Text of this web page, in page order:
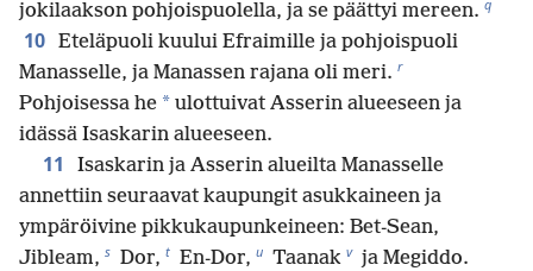
jokilaakson pohjoispuolella, ja se päättyi mereen. q
10 Eteläpuoli kuului Efraimille ja pohjoispuoli
Manasselle, ja Manassen rajana oli meri. r
Pohjoisessa he * ulottuivat Asserin alueeseen ja
idässä Isaskarin alueeseen.
11
Isaskarin ja Asserin alueilta Manasselle
annettiin seuraavat kaupungit asukkaineen ja
ympäröivine pikkukaupunkeineen: Bet-Sean,
Jibleam, s Dor, t En-Dor, u Taanak v ja Megiddo.